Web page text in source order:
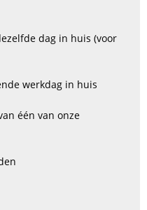
dag in huis (voor
werkdag in huis
één van onze